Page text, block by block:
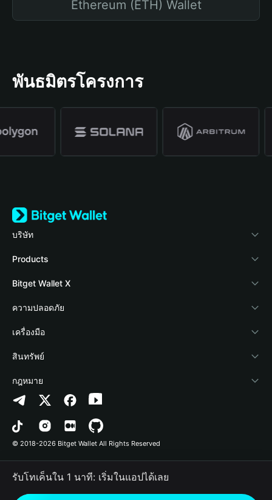
Ethereum (ETH) Wallet
พันธมิตรโครงการ
บริษัท
เกี่ยวกับ Bitget Wallet
Blog
Academy
ข่าวสารด้านคริปโต
ศูนย์ช่วยเหลือ
ติดต่อเรา
ทรัพยากรข้อมูลของแบรนด์
อาชีพ
Products
Crypto Card
Stablecoin Earn
Payfi Crypto
Crypto Swap API
Altcoin Season Index
Prediction Markets
DApp
RWA
Bitget Wallet X
นักพัฒนา
เชื่อมต่อ Wallet
Bitget Wallet Pay
ลิสต์โปรเจกต์
ความปลอดภัย
Protection Fund
เทคโนโลยีความปลอดภัย
เครื่องมือ
ซื้อคริปโต
การตรวจจับการอนุญาต
การตรวจจับสัญญา
การโอนเป็นชุด
สินทรัพย์
Arbitrum
Avalanche
Bitcoin
Polygon
กฎหมาย
นโยบายความเป็นส่วนตัว
ข้อตกลงในการใช้บริการ
© 2018-2026 Bitget Wallet All Rights Reserved
รับโทเค็นใน 1 นาที: เริ่มในแอปได้เลย